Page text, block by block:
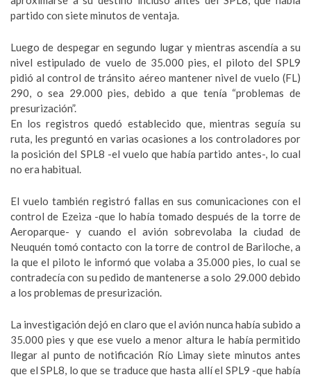
partido con siete minutos de ventaja.
Luego de despegar en segundo lugar y mientras ascendía a su
nivel estipulado de vuelo de 35.000 pies, el piloto del SPL9
pidió al control de tránsito aéreo mantener nivel de vuelo (FL)
290, o sea 29.000 pies, debido a que tenía “problemas de
presurización”.
En los registros quedó establecido que, mientras seguía su
ruta, les preguntó en varias ocasiones a los controladores por
la posición del SPL8 -el vuelo que había partido antes-, lo cual
no era habitual.
El vuelo también registró fallas en sus comunicaciones con el
control de Ezeiza -que lo había tomado después de la torre de
Aeroparque- y cuando el avión sobrevolaba la ciudad de
Neuquén tomó contacto con la torre de control de Bariloche, a
la que el piloto le informó que volaba a 35.000 pies, lo cual se
contradecía con su pedido de mantenerse a solo 29.000 debido
a los problemas de presurización.
La investigación dejó en claro que el avión nunca había subido a
35.000 pies y que ese vuelo a menor altura le había permitido
llegar al punto de notificación Río Limay siete minutos antes
que el SPL8, lo que se traduce que hasta allí el SPL9 -que había